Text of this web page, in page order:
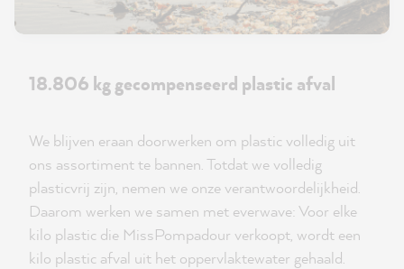
18.806 kg gecompenseerd plastic afval
We blijven eraan doorwerken om plastic volledig uit
ons assortiment te bannen. Totdat we volledig
plasticvrij zijn, nemen we onze verantwoordelijkheid.
Daarom werken we samen met everwave: Voor elke
kilo plastic die MissPompadour verkoopt, wordt een
kilo plastic afval uit het oppervlaktewater gehaald.